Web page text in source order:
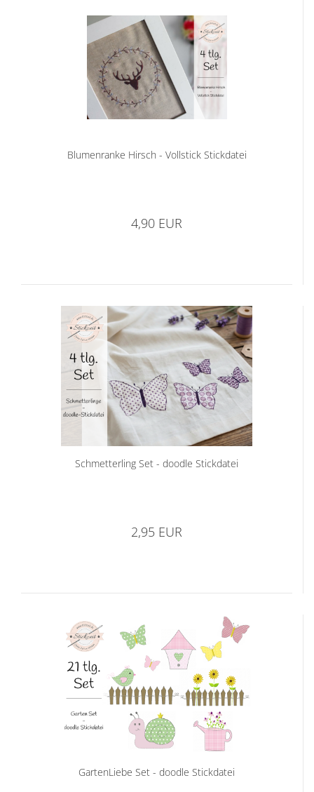
Blumenranke Hirsch - Vollstick Stickdatei
4,90 EUR
Schmetterling Set - doodle Stickdatei
2,95 EUR
GartenLiebe Set - doodle Stickdatei